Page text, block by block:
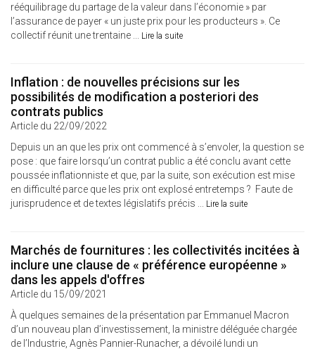
rééquilibrage du partage de la valeur dans l’économie » par
l’assurance de payer « un juste prix pour les producteurs ». Ce
collectif réunit une trentaine ... Lire la suite
Inflation : de nouvelles précisions sur les
possibilités de modification a posteriori des
contrats publics
Article du 22/09/2022
Depuis un an que les prix ont commencé à s’envoler, la question se
pose : que faire lorsqu’un contrat public a été conclu avant cette
poussée inflationniste et que, par la suite, son exécution est mise
en difficulté parce que les prix ont explosé entretemps ? Faute de
jurisprudence et de textes législatifs précis ... Lire la suite
Marchés de fournitures : les collectivités incitées à
inclure une clause de « préférence européenne »
dans les appels d'offres
Article du 15/09/2021
À quelques semaines de la présentation par Emmanuel Macron
d’un nouveau plan d’investissement, la ministre déléguée chargée
de l’Industrie, Agnès Pannier-Runacher, a dévoilé lundi un